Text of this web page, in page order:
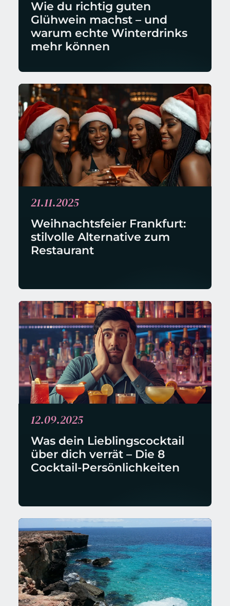
Wie du richtig guten
Glühwein machst – und
warum echte Winterdrinks
mehr können
21.11.2025
Weihnachtsfeier Frankfurt:
stilvolle Alternative zum
Restaurant
12.09.2025
Was dein Lieblingscocktail
über dich verrät – Die 8
Cocktail-Persönlichkeiten